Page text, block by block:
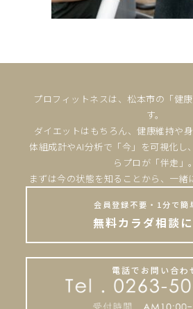
プロフィットネスは、松本市の「健
す。
ダイエットはもちろん、健康維持や身
体組成計やAI分析で「今」を可視化し
らプロが「伴走」。
まずは今の状態を知ることから、一緒
会員登録不要・1分で簡
無料カラダ相談
電話でお問い合わ